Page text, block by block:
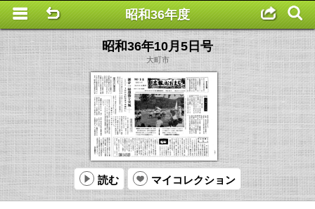
This is a completely basic popup, no options set.
昭和36年度
昭和36年10月5日号
大町市
読む マイコレクション